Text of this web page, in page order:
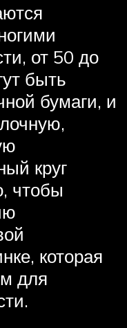
от 50 до
быть
бумаги, и
круг
чтобы
которая
для